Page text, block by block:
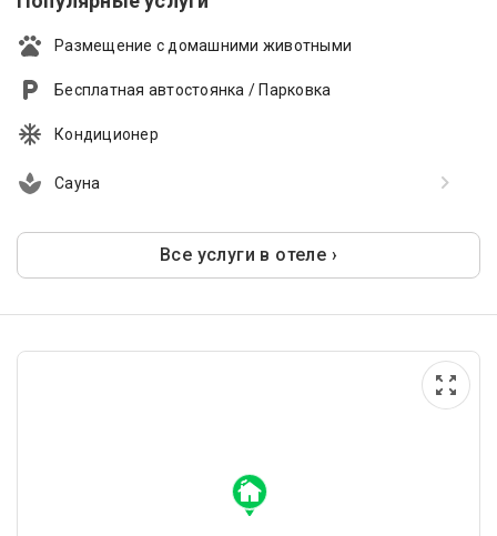
Размещение с домашними животными
Бесплатная автостоянка / Парковка
Кондиционер
Сауна
Все услуги в отеле ›